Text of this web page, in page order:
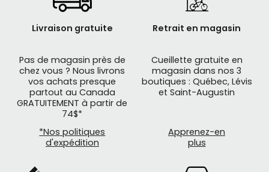
Livraison gratuite
Pas de magasin près de
chez vous ? Nous livrons
vos achats presque
partout au Canada
GRATUITEMENT à partir de
74$*
*Nos politiques
d'expédition
Retrait en magasin
Cueillette gratuite en
magasin dans nos 3
boutiques : Québec, Lévis
et Saint-Augustin
Apprenez-en
plus